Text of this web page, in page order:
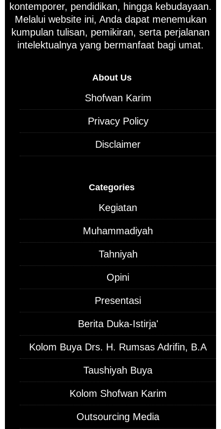
kontemporer, pendidikan, hingga kebudayaan.
Melalui website ini, Anda dapat menemukan
kumpulan tulisan, pemikiran, serta perjalanan
intelektualnya yang bermanfaat bagi umat.
About Us
Shofwan Karim
Privacy Policy
Disclaimer
Categories
Kegiatan
Muhammadiyah
Tahniyah
Opini
Presentasi
Berita Duka-Istirja'
Kolom Buya Drs. H. Rumsas Adrifin, B.A
Taushiyah Buya
Kolom Shofwan Karim
Outsourcing Media